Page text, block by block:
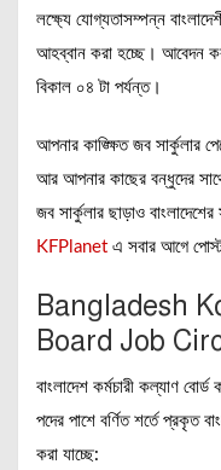
লক্ষ্যে যোগ্যতাসম্পন্ন
আহব্বান করা হচ্ছে। আবেদন
বিকাল ০৪ টা পর্যন্ত।
আপনার কাঙ্ক্ষিত জব সার্কুলার
আর আপনার কাছের বন্ধুদের
জব সার্কুলার ছাড়াও
KFPlanet এ সবার আগে
Bangladesh
Board Job
বাংলাদেশ কর্মচারী কল্যাণ
পদের পাশে বর্ণিত শর্তে প্রকৃত
করা যাচ্ছে: